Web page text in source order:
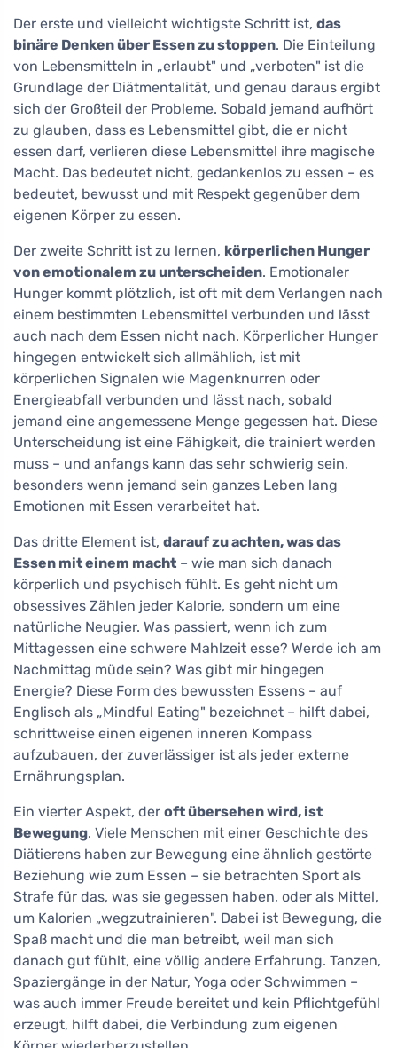
Der erste und vielleicht wichtigste Schritt ist, das
binäre Denken über Essen zu stoppen. Die Einteilung
von Lebensmitteln in „erlaubt" und „verboten" ist die
Grundlage der Diätmentalität, und genau daraus ergibt
sich der Großteil der Probleme. Sobald jemand aufhört
zu glauben, dass es Lebensmittel gibt, die er nicht
essen darf, verlieren diese Lebensmittel ihre magische
Macht. Das bedeutet nicht, gedankenlos zu essen – es
bedeutet, bewusst und mit Respekt gegenüber dem
eigenen Körper zu essen.
Der zweite Schritt ist zu lernen, körperlichen Hunger
von emotionalem zu unterscheiden. Emotionaler
Hunger kommt plötzlich, ist oft mit dem Verlangen nach
einem bestimmten Lebensmittel verbunden und lässt
auch nach dem Essen nicht nach. Körperlicher Hunger
hingegen entwickelt sich allmählich, ist mit
körperlichen Signalen wie Magenknurren oder
Energieabfall verbunden und lässt nach, sobald
jemand eine angemessene Menge gegessen hat. Diese
Unterscheidung ist eine Fähigkeit, die trainiert werden
muss – und anfangs kann das sehr schwierig sein,
besonders wenn jemand sein ganzes Leben lang
Emotionen mit Essen verarbeitet hat.
Das dritte Element ist, darauf zu achten, was das
Essen mit einem macht – wie man sich danach
körperlich und psychisch fühlt. Es geht nicht um
obsessives Zählen jeder Kalorie, sondern um eine
natürliche Neugier. Was passiert, wenn ich zum
Mittagessen eine schwere Mahlzeit esse? Werde ich am
Nachmittag müde sein? Was gibt mir hingegen
Energie? Diese Form des bewussten Essens – auf
Englisch als „Mindful Eating" bezeichnet – hilft dabei,
schrittweise einen eigenen inneren Kompass
aufzubauen, der zuverlässiger ist als jeder externe
Ernährungsplan.
Ein vierter Aspekt, der oft übersehen wird, ist
Bewegung. Viele Menschen mit einer Geschichte des
Diätierens haben zur Bewegung eine ähnlich gestörte
Beziehung wie zum Essen – sie betrachten Sport als
Strafe für das, was sie gegessen haben, oder als Mittel,
um Kalorien „wegzutrainieren". Dabei ist Bewegung, die
Spaß macht und die man betreibt, weil man sich
danach gut fühlt, eine völlig andere Erfahrung. Tanzen,
Spaziergänge in der Natur, Yoga oder Schwimmen –
was auch immer Freude bereitet und kein Pflichtgefühl
erzeugt, hilft dabei, die Verbindung zum eigenen